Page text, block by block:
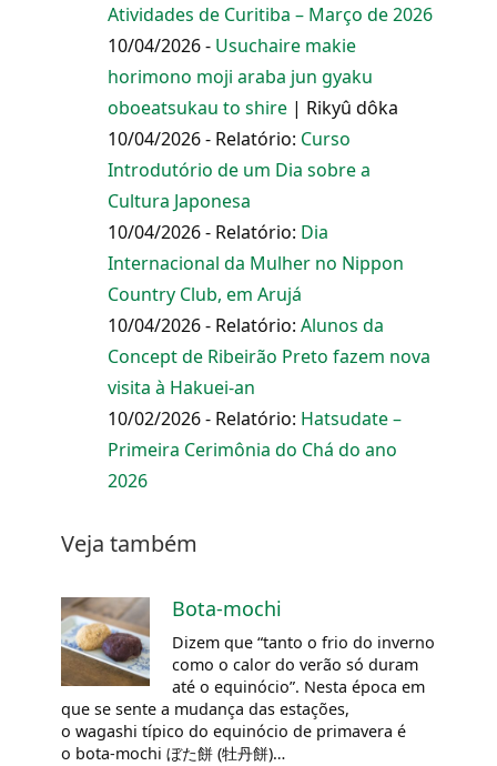
Atividades de Curitiba – Março de 2026
10/04/2026 - Usuchaire makie
horimono moji araba jun gyaku
oboeatsukau to shire | Rikyû dôka
10/04/2026 - Relatório: Curso
Introdutório de um Dia sobre a
Cultura Japonesa
10/04/2026 - Relatório: Dia
Internacional da Mulher no Nippon
Country Club, em Arujá
10/04/2026 - Relatório: Alunos da
Concept de Ribeirão Preto fazem nova
visita à Hakuei-an
10/02/2026 - Relatório: Hatsudate –
Primeira Cerimônia do Chá do ano
2026
Veja também
Bota-mochi
Dizem que “tanto o frio do inverno
como o calor do verão só duram
até o equinócio”. Nesta época em
que se sente a mudança das estações,
o wagashi típico do equinócio de primavera é
o bota-mochi ぼた餅 (牡丹餅)…